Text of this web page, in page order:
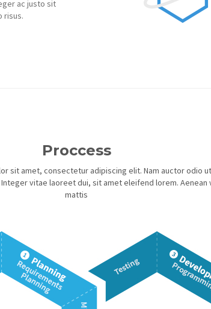
ac justo sit
risus.
Proccess
sit amet, consectetur adipiscing elit. Nam auctor odio ut
vitae laoreet dui, sit amet eleifend lorem. Aenean
mattis